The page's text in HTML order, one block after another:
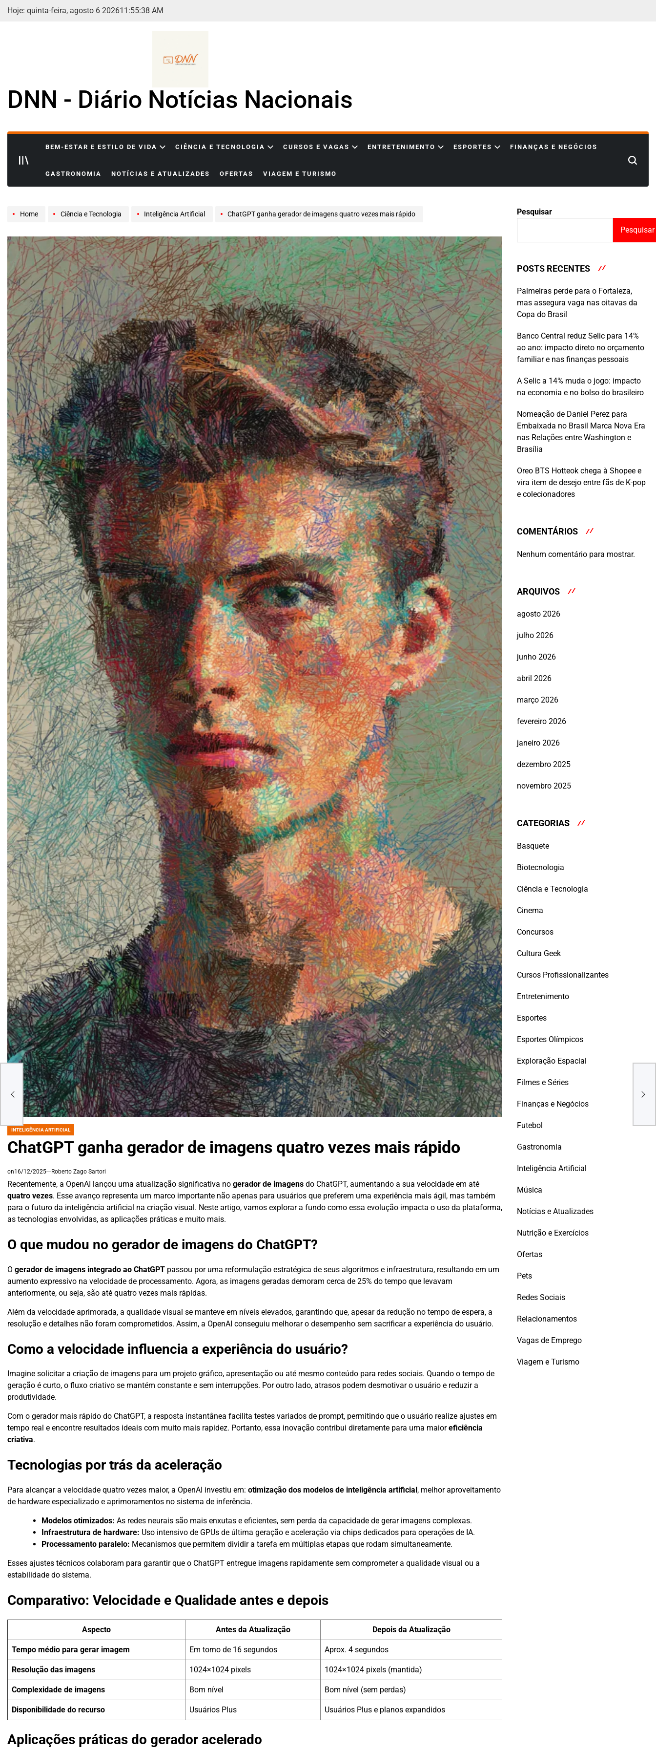
Skip
Hoje: quinta-feira, agosto 6 202611 :55:40 AM
DNN - Diário Notícias Nacionais
BEM-ESTAR E ESTILO DE VIDA CIÊNCIA E TECNOLOGIA CURSOS E VAGAS ENTRETENIMENTO ESPORTES FINANÇAS E NEGÓCIOS
GASTRONOMIA NOTÍCIAS E ATUALIZADES OFERTAS VIAGEM E TURISMO
Search
Home Ciência e Tecnologia Inteligência Artificial ChatGPT ganha gerador de imagens quatro vezes mais rápido
POSTED
IN
INTELIGÊNCIA ARTIFICIAL
ChatGPT ganha gerador de imagens quatro vezes mais rápido
on16/12/2025 Roberto Zago Sartori
Recentemente, a OpenAI lançou uma atualização significativa no gerador de imagens do ChatGPT, aumentando a sua velocidade em até
quatro vezes. Esse avanço representa um marco importante não apenas para usuários que preferem uma experiência mais ágil, mas também
para o futuro da inteligência artificial na criação visual. Neste artigo, vamos explorar a fundo como essa evolução impacta o uso da plataforma,
as tecnologias envolvidas, as aplicações práticas e muito mais.
O que mudou no gerador de imagens do ChatGPT?
O gerador de imagens integrado ao ChatGPT passou por uma reformulação estratégica de seus algoritmos e infraestrutura, resultando em um
aumento expressivo na velocidade de processamento. Agora, as imagens geradas demoram cerca de 25% do tempo que levavam
anteriormente, ou seja, são até quatro vezes mais rápidas.
Além da velocidade aprimorada, a qualidade visual se manteve em níveis elevados, garantindo que, apesar da redução no tempo de espera, a
resolução e detalhes não foram comprometidos. Assim, a OpenAI conseguiu melhorar o desempenho sem sacrificar a experiência do usuário.
Como a velocidade influencia a experiência do usuário?
Imagine solicitar a criação de imagens para um projeto gráfico, apresentação ou até mesmo conteúdo para redes sociais. Quando o tempo de
geração é curto, o fluxo criativo se mantém constante e sem interrupções. Por outro lado, atrasos podem desmotivar o usuário e reduzir a
produtividade.
Com o gerador mais rápido do ChatGPT, a resposta instantânea facilita testes variados de prompt, permitindo que o usuário realize ajustes em
tempo real e encontre resultados ideais com muito mais rapidez. Portanto, essa inovação contribui diretamente para uma maioreficiência
criativa.
Tecnologias por trás da aceleração
Para alcançar a velocidade quatro vezes maior, a OpenAI investiu em: otimização dos modelos de inteligência artificial, melhor aproveitamento
de hardware especializado e aprimoramentos no sistema de inferência.
Modelos otimizados: As redes neurais são mais enxutas e eficientes, sem perda da capacidade de gerar imagens complexas.
Infraestrutura de hardware: Uso intensivo de GPUs de última geração e aceleração via chips dedicados para operações de IA.
Processamento paralelo: Mecanismos que permitem dividir a tarefa em múltiplas etapas que rodam simultaneamente.
Esses ajustes técnicos colaboram para garantir que o ChatGPT entregue imagens rapidamente sem comprometer a qualidade visual ou a
estabilidade do sistema.
Comparativo: Velocidade e Qualidade antes e depois
Aspecto Antes da Atualização Depois da Atualização
Tempo médio para gerar imagem Em torno de 16 segundos Aprox. 4 segundos
Resolução das imagens 1024×1024 pixels 1024×1024 pixels (mantida)
Complexidade de imagens Bom nível Bom nível (sem perdas)
Disponibilidade do recurso Usuários Plus Usuários Plus e planos expandidos
Aplicações práticas do gerador acelerado
Pesquisar
Pesquisar
POSTS RECENTES
Palmeiras perde para o Fortaleza,
mas assegura vaga nas oitavas da
Copa do Brasil
Banco Central reduz Selic para 14%
ao ano: impacto direto no orçamento
familiar e nas finanças pessoais
A Selic a 14% muda o jogo: impacto
na economia e no bolso do brasileiro
Nomeação de Daniel Perez para
Embaixada no Brasil Marca Nova Era
nas Relações entre Washington e
Brasília
Oreo BTS Hotteok chega à Shopee e
vira item de desejo entre fãs de K-pop
e colecionadores
COMENTÁRIOS
Nenhum comentário para mostrar.
ARQUIVOS
agosto 2026
julho 2026
junho 2026
abril 2026
março 2026
fevereiro 2026
janeiro 2026
dezembro 2025
novembro 2025
CATEGORIAS
Basquete
Biotecnologia
Ciência e Tecnologia
Cinema
Concursos
Cultura Geek
Cursos Profissionalizantes
Entretenimento
Esportes
Esportes Olímpicos
Exploração Espacial
Filmes e Séries
Finanças e Negócios
Futebol
Gastronomia
Inteligência Artificial
Música
Notícias e Atualizades
Nutrição e Exercícios
Ofertas
Pets
Redes Sociais
Relacionamentos
Vagas de Emprego
Viagem e Turismo